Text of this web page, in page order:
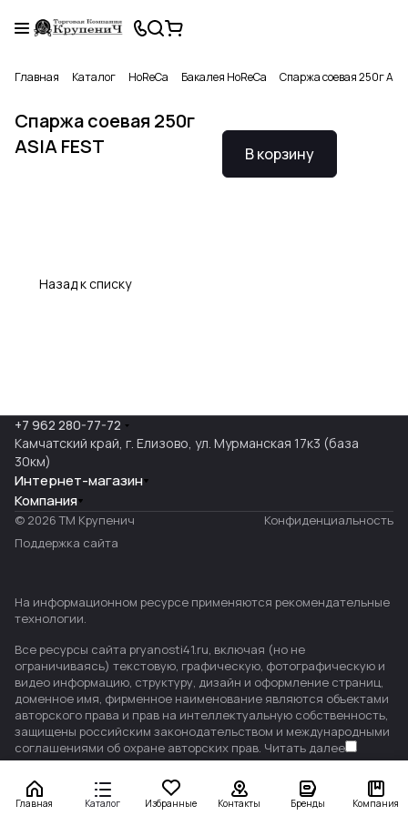
Главная Каталог HoReCa Бакалея HoReCa Спаржа соевая 250г
Спаржа соевая 250г
АSIA FEST
В корзину
Назад к списку
Главная Каталог Избранные Контакты Бренды Компания
+7 962 280-77-72
Камчатский край, г. Елизово, ул. Мурманская 17к3 (база
30км)
Интернет-магазин
Компания
© 2026 ТМ Крупенич
Конфиденциальность
Поддержка сайта
На информационном ресурсе применяются рекомендательные
технологии.
Все ресурсы сайта pryanosti41.ru, включая (но не
ограничиваясь) текстовую, графическую, фотографическую и
видео информацию, структуру, дизайн и оформление страниц,
доменное имя, фирменное наименование являются объектами
авторского права и прав на интеллектуальную собственность,
защищены российским законодательством и международными
соглашениями об охране авторских прав. Читать далее